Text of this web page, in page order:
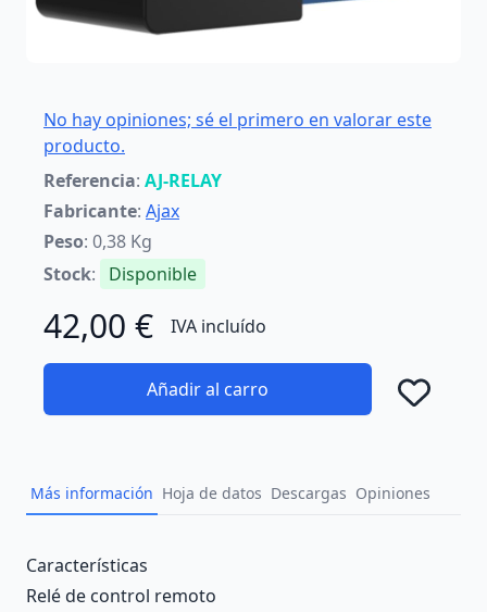
No hay opiniones; sé el primero en valorar este
producto.
Referencia: AJ-RELAY
Fabricante: Ajax
Peso: 0,38 Kg
Stock: Disponible
42,00 € IVA incluído
Añadir al carro
Más información Hoja de datos Descargas Opiniones
Description
Características
Relé de control remoto